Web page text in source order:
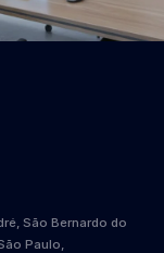
São Bernardo do
Paulo,